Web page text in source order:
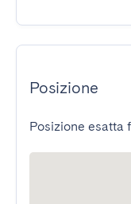
Posizione
Posizione esatta